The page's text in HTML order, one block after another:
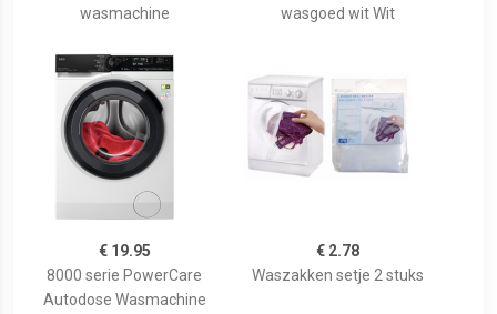
wasmachine
wasgoed wit Wit
€ 19.95
8000 serie PowerCare
Autodose Wasmachine
€ 2.78
Waszakken setje 2 stuks